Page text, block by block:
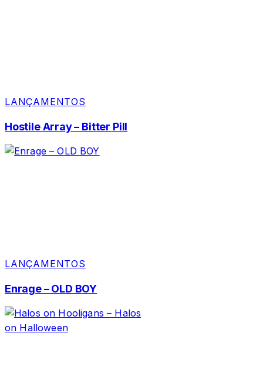
LANÇAMENTOS
Hostile Array – Bitter Pill
LANÇAMENTOS
Enrage – OLD BOY